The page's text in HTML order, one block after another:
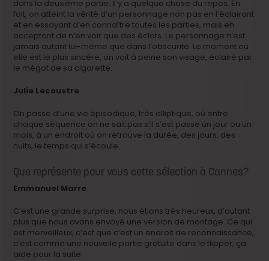
dans la deuxième partie. Il y a quelque chose du repos. En
fait, on atteint la vérité d’un personnage non pas en l’éclairant
et en essayant d’en connaître toutes les parties, mais en
acceptant de n’en voir que des éclats. Le personnage n’est
jamais autant lui-même que dans l’obscurité. Le moment où
elle est le plus sincère, on voit à peine son visage, éclairé par
le mégot de sa cigarette.
Julie Lecoustre
On passe d’une vie épisodique, très elliptique, où entre
chaque séquence on ne sait pas s’il s’est passé un jour ou un
mois, à un endroit où on retrouve la durée, des jours, des
nuits, le temps qui s’écoule.
Que représente pour vous cette sélection à Cannes?
Emmanuel Marre
C’est une grande surprise, nous étions très heureux, d’autant
plus que nous avons envoyé une version de montage. Ce qui
est merveilleux, c’est que c’est un endroit de reconnaissance,
c’est comme une nouvelle partie gratuite dans le flipper, ça
aide pour la suite.